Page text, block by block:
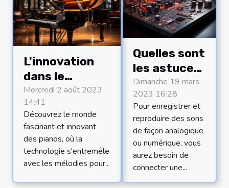
L'innovation
dans le
domaine des
pianos : le cas
particulier du
piano
silencieux et
du piano
TransAcoustic
Mercredi 2 août 2023
14:41
Découvrez le monde
fascinant et innovant
des pianos, où la
technologie s'entremêle
avec les mélodies pour...
Quelles sont
les astuces
pour bien
choisir sa
carte son ?
Dimanche 19 mars
2023 16:28
Pour enregistrer et
reproduire des sons
de façon analogique
ou numérique, vous
aurez besoin de
connecter une...